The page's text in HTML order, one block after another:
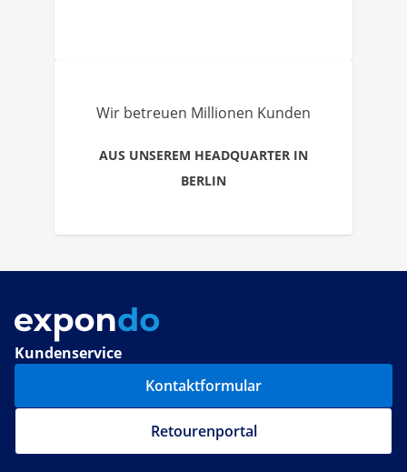
Wir betreuen Millionen Kunden
AUS UNSEREM HEADQUARTER IN
BERLIN
Kundenservice
Kontaktformular
Retourenportal